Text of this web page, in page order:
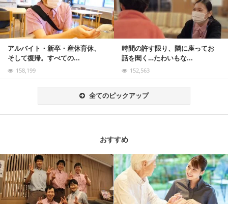
アルバイト・新卒・産休育休、
そして復帰。すべての...
158,199
時間の許す限り、隣に座ってお
話を聞く…たわいもな...
152,563
全てのピックアップ
おすすめ
記事を読む